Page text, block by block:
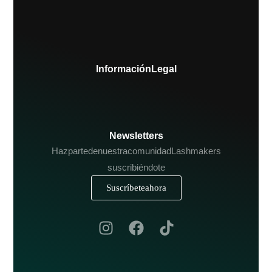
Información Legal
Newsletters
Haz parte de nuestra comunidad Lashmakers
suscribiéndote
Suscríbete ahora